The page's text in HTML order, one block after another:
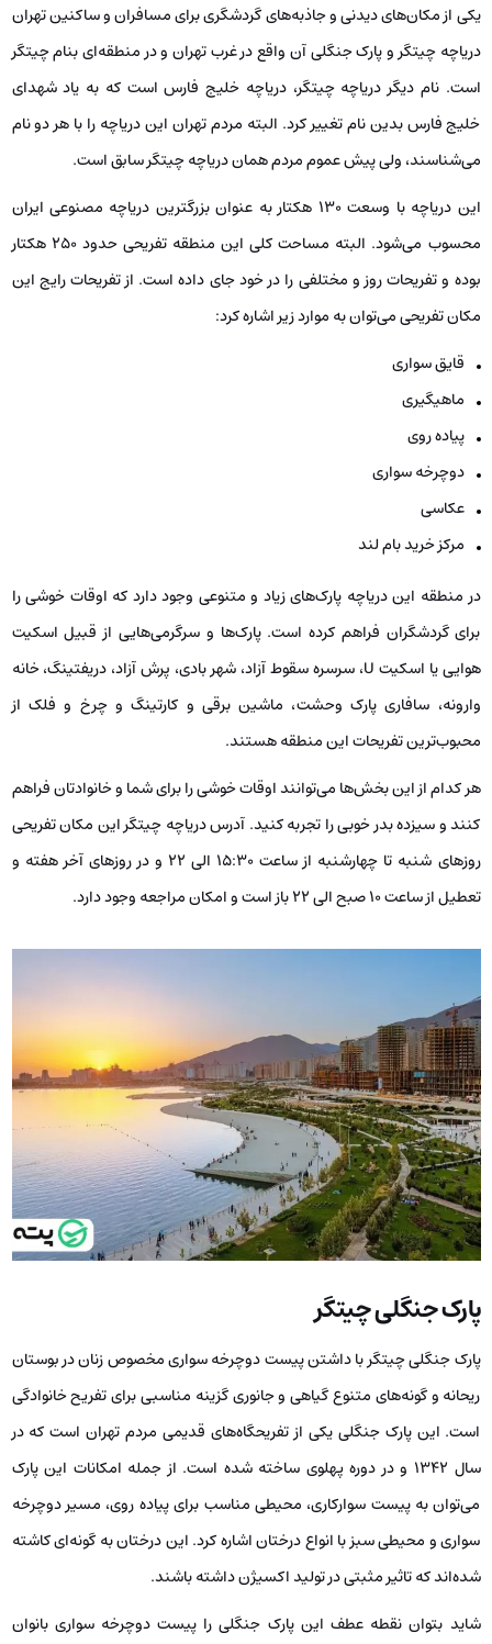
یکی از مکان‌های دیدنی و جاذبه‌های گردشگری برای مسافران و ساکنین تهران
دریاچه چیتگر و پارک جنگلی آن واقع در غرب تهران و در منطقه‌ای بنام چیتگر
است. نام دیگر دریاچه چیتگر، دریاچه خلیج فارس است که به یاد شهدای
خلیج فارس بدین نام تغییر کرد. البته مردم تهران این دریاچه را با هر دو نام
می‌شناسند، ولی پیش عموم مردم همان دریاچه چیتگر سابق است.
این دریاچه با وسعت 130 هکتار به عنوان بزرگترین دریاچه مصنوعی ایران
محسوب می‌شود. البته مساحت کلی این منطقه تفریحی حدود 250 هکتار
بوده و تفریحات روز و مختلفی را در خود جای داده است. از تفریحات رایج این
مکان تفریحی می‌توان به موارد زیر اشاره کرد:
قایق سواری
ماهیگیری
پیاده روی
دوچرخه سواری
عکاسی
مرکز خرید بام لند
در منطقه این دریاچه پارک‌های زیاد و متنوعی وجود دارد که اوقات خوشی را
برای گردشگران فراهم کرده است. پارک‌ها و سرگرمی‌هایی از قبیل اسکیت
هوایی یا اسکیت U، سرسره سقوط آزاد، شهر بادی، پرش آزاد، دریفتینگ، خانه
وارونه، سافاری پارک وحشت، ماشین برقی و کارتینگ و چرخ و فلک از
محبوب‌ترین تفریحات این منطقه هستند.
هر کدام از این بخش‌ها می‌توانند اوقات خوشی را برای شما و خانوادتان فراهم
کنند و سیزده بدر خوبی را تجربه کنید. آدرس دریاچه چیتگر این مکان تفریحی
روزهای شنبه تا چهارشنبه از ساعت 15:30 الی 22 و در روزهای آخر هفته و
تعطیل از ساعت 10 صبح الی 22 باز است و امکان مراجعه وجود دارد.
پارک جنگلی چیتگر
پارک جنگلی چیتگر با داشتن پیست دوچرخه سواری مخصوص زنان در بوستان
ریحانه و گونه‌های متنوع گیاهی و جانوری گزینه مناسبی برای تفریح خانوادگی
است. این پارک جنگلی یکی از تفریحگاه‌های قدیمی مردم تهران است که در
سال 1342 و در دوره پهلوی ساخته شده است. از جمله امکانات این پارک
می‌توان به پیست سوارکاری، محیطی مناسب برای پیاده روی، مسیر دوچرخه
سواری و محیطی سبز با انواع درختان اشاره کرد. این درختان به گونه‌ای کاشته
شده‌اند که تاثیر مثبتی در تولید اکسیژن داشته باشند.
شاید بتوان نقطه عطف این پارک جنگلی را پیست دوچرخه سواری بانوان